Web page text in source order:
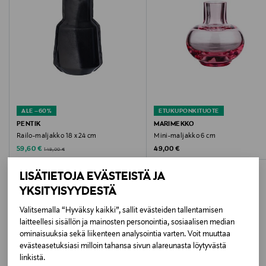
LISÄTIETOJA EVÄSTEISTÄ JA
YKSITYISYYDESTÄ
Valitsemalla “Hyväksy kaikki”, sallit evästeiden tallentamisen
laitteellesi sisällön ja mainosten personointia, sosiaalisen median
ominaisuuksia sekä liikenteen analysointia varten. Voit muuttaa
evästeasetuksiasi milloin tahansa sivun alareunasta löytyvästä
linkistä.
Hoito-ohjeet
Käsinpesu.
Koko
15x16 cm CM
Valmistusmaa
Suomi
Valmistajan tuotenumero
12RAI893011
ALE –60%
PENTIK
Railo-maljakko 18 x 24 cm
Discounted Price
59,60 € Original Price
149,00 €
ETUKUPONKITUOTE
MARIMEKKO
Mini-maljakko 6 cm
Original Price
49,00 €
LISÄÄ KIINNOSTAVIA
TUOTTEITA